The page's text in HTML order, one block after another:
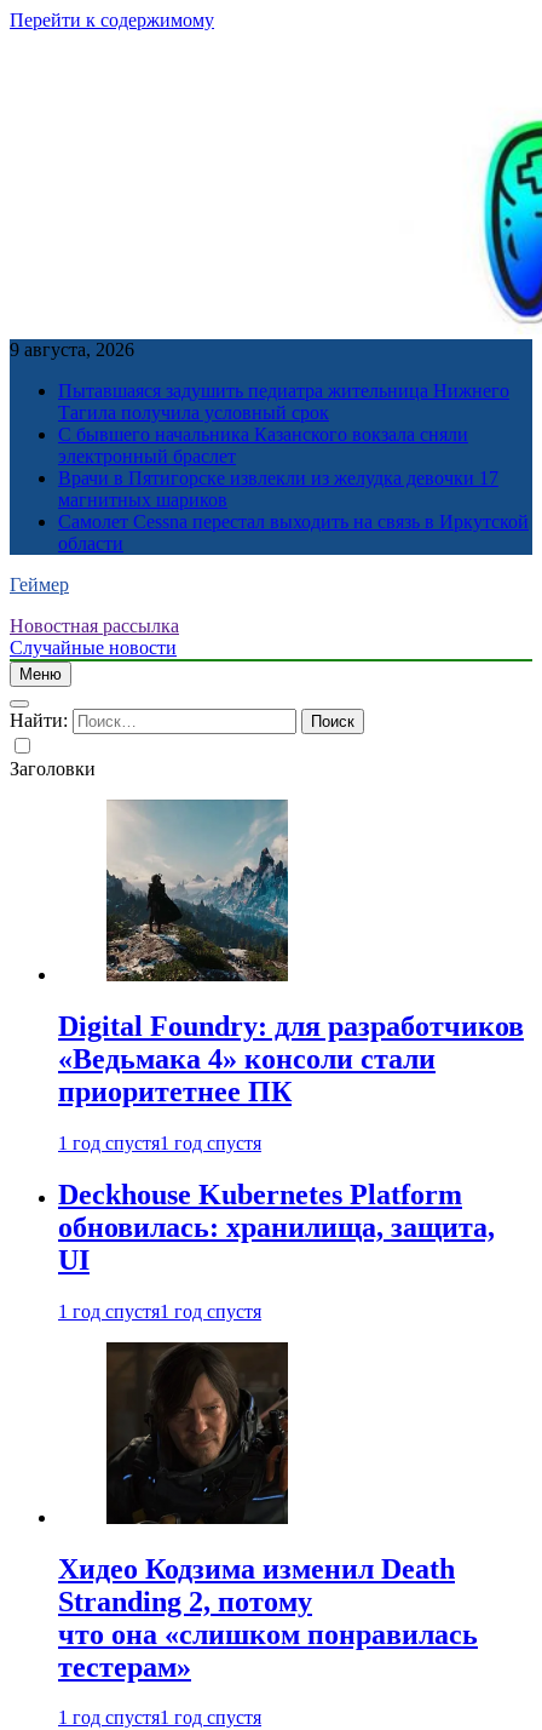
Перейти к содержимому
9 августа, 2026
Пытавшаяся задушить педиатра жительница Нижнего
Тагила получила условный срок
С бывшего начальника Казанского вокзала сняли
электронный браслет
Врачи в Пятигорске извлекли из желудка девочки 17
магнитных шариков
Самолет Cessna перестал выходить на связь в Иркутской
области
Геймер
Новостная рассылка
Случайные новости
Меню
Найти:
Заголовки
Digital Foundry: для разработчиков
«Ведьмака 4» консоли стали
приоритетнее ПК
1 год спустя1 год спустя
Deckhouse Kubernetes Platform
обновилась: хранилища, защита,
UI
1 год спустя1 год спустя
Хидео Кодзима изменил Death
Stranding 2, потому
что она «слишком понравилась
тестерам»
1 год спустя1 год спустя